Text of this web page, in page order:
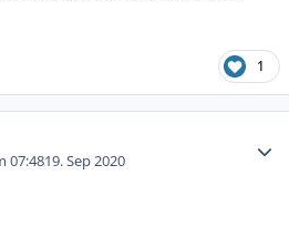
1
07:4819. Sep 2020